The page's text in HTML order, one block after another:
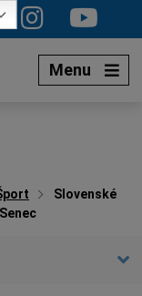
Menu
Slovenské